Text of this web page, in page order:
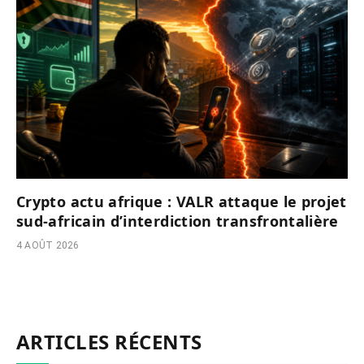
Crypto actu afrique : VALR attaque le projet
sud-africain d’interdiction transfrontalière
4 AOÛT 2026
ARTICLES RÉCENTS